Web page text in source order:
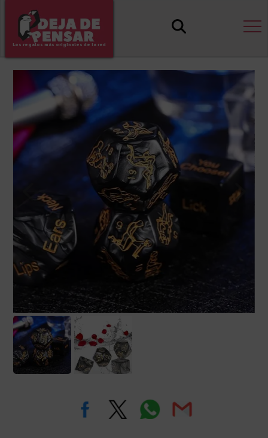
Los regalos más originales de la red